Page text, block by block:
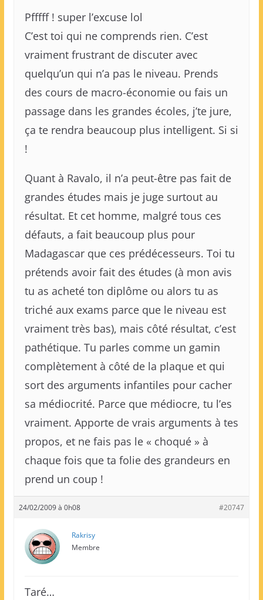
Pfffff ! super l’excuse lol
C’est toi qui ne comprends rien. C’est
vraiment frustrant de discuter avec
quelqu’un qui n’a pas le niveau. Prends
des cours de macro-économie ou fais un
passage dans les grandes écoles, j’te jure,
ça te rendra beaucoup plus intelligent. Si si
!
Quant à Ravalo, il n’a peut-être pas fait de
grandes études mais je juge surtout au
résultat. Et cet homme, malgré tous ces
défauts, a fait beaucoup plus pour
Madagascar que ces prédécesseurs. Toi tu
prétends avoir fait des études (à mon avis
tu as acheté ton diplôme ou alors tu as
triché aux exams parce que le niveau est
vraiment très bas), mais côté résultat, c’est
pathétique. Tu parles comme un gamin
complètement à côté de la plaque et qui
sort des arguments infantiles pour cacher
sa médiocrité. Parce que médiocre, tu l’es
vraiment. Apporte de vrais arguments à tes
propos, et ne fais pas le « choqué » à
chaque fois que ta folie des grandeurs en
prend un coup !
24/02/2009 à 0h08 #20747
Rakrisy
Membre
Taré…